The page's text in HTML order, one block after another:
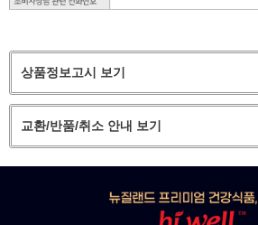
상품정보고시 보기
교환/반품/취소 안내 보기